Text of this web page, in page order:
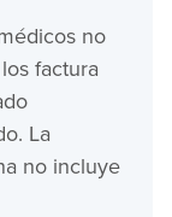
no
factura
La
no incluye